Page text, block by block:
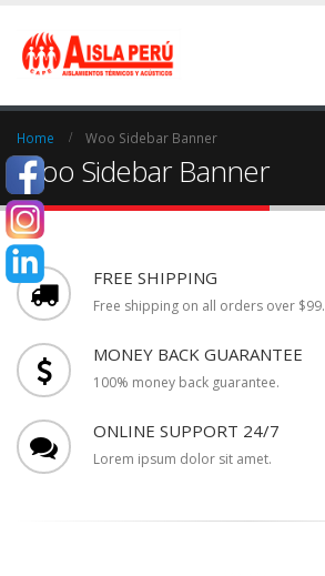
Home Woo Sidebar Banner
Woo Sidebar Banner
FREE SHIPPING
Free shipping on all orders over $99.
MONEY BACK GUARANTEE
100% money back guarantee.
ONLINE SUPPORT 24/7
Lorem ipsum dolor sit amet.